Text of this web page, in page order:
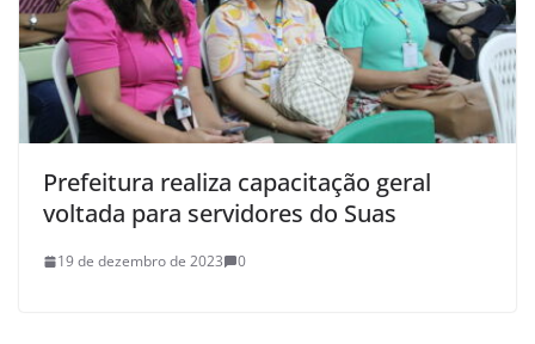
Prefeitura realiza capacitação geral
voltada para servidores do Suas
19 de dezembro de 2023 0